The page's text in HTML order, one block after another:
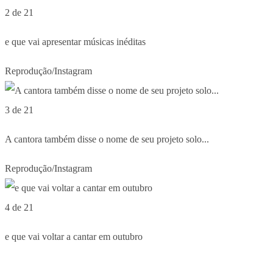
2 de 21
e que vai apresentar músicas inéditas
Reprodução/Instagram
3 de 21
A cantora também disse o nome de seu projeto solo...
Reprodução/Instagram
4 de 21
e que vai voltar a cantar em outubro